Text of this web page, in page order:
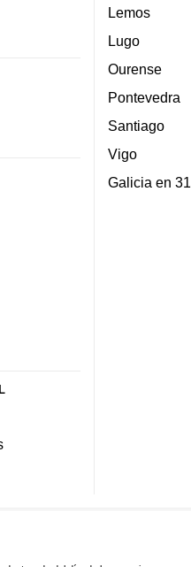
Lemos
Lugo
Ourense
Pontevedra
Santiago
Vigo
Galicia en